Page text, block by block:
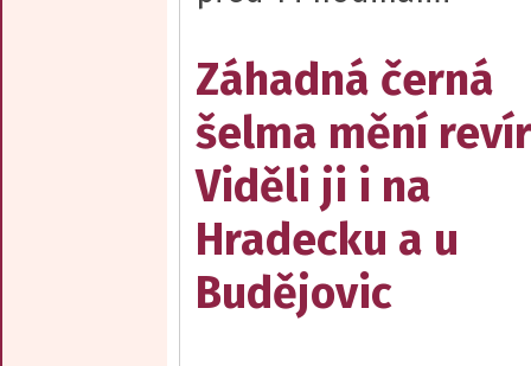
Záhadná černá
šelma mění
Viděli ji i na
Hradecku a u
Budějovic